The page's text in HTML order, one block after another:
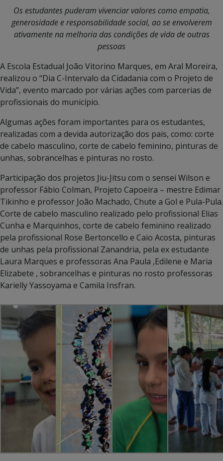
Os estudantes puderam vivenciar valores como empatia,
generosidade e responsabilidade social, ao se envolverem
ativamente na melhoria das condições de vida de outras
pessoas
A Escola Estadual João Vitorino Marques, em Aral Moreira,
realizou o “Dia C-Intervalo da Cidadania com o Projeto de
Vida”, evento marcado por várias ações com parcerias de
profissionais do município.
Algumas ações foram importantes para os estudantes,
realizadas com a devida autorização dos pais, como: corte
de cabelo masculino, corte de cabelo feminino, pinturas de
unhas, sobrancelhas e pinturas no rosto.
Participação dos projetos Jiu-Jitsu com o sensei Wilson e
professor Fábio Colman, Projeto Capoeira – mestre Edimar
Tikinho e professor João Machado, Chute a Gol e Pula-Pula.
Corte de cabelo masculino realizado pelo profissional Elias
Cunha e Marquinhos, corte de cabelo feminino realizado
pela profissional Rose Bertoncello e Caio Acosta, pinturas
de unhas pela profissional Zanandria, pela ex estudante
Laura Marques e professoras Ana Paula ,Edilene e Maria
Elizabete , sobrancelhas e pinturas no rosto professoras
Karielly Yassoyama e Camila Insfran.